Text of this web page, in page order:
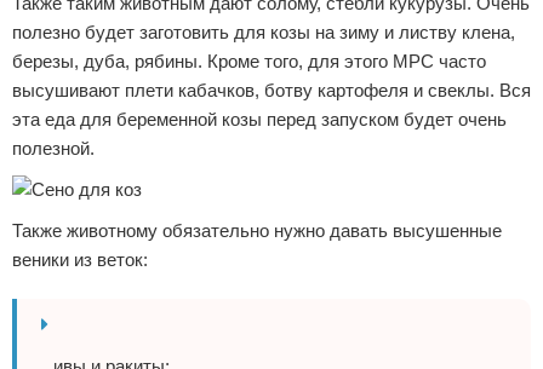
полезно будет заготовить для козы на зиму и листву клена,
березы, дуба, рябины. Кроме того, для этого МРС часто
высушивают плети кабачков, ботву картофеля и свеклы. Вся
эта еда для беременной козы перед запуском будет очень
полезной.
Также животному обязательно нужно давать высушенные
веники из веток: